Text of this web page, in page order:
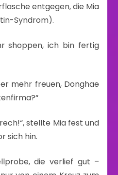
entgegen, die Mia
Syndrom).
shoppen, ich bin fertig
mehr freuen, Donghae
stellte Mia fest und
sich hin.
die verlief gut –